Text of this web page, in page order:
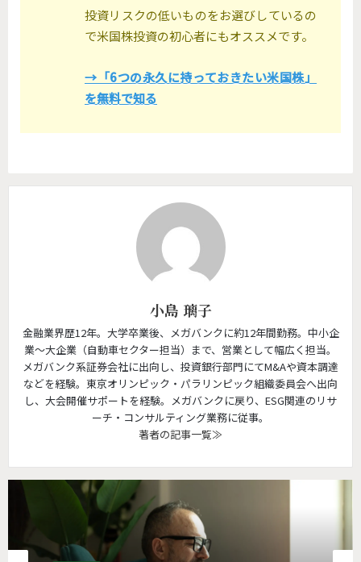
投資リスクの低いものをお選びしているの
で米国株投資の初心者にもオススメです。
→「6つの永久に持っておきたい米国株」
を無料で知る
小島 璃子
金融業界歴12年。大学卒業後、メガバンクに約12年間勤務。中小企
業～大企業（自動車セクター担当）まで、営業として幅広く担当。
メガバンク系証券会社に出向し、投資銀行部門にてM&Aや資本調達
などを経験。東京オリンピック・パラリンピック組織委員会へ出向
し、大会開催サポートを経験。メガバンクに戻り、ESG関連のリサ
ーチ・コンサルティング業務に従事。
著者の記事一覧≫